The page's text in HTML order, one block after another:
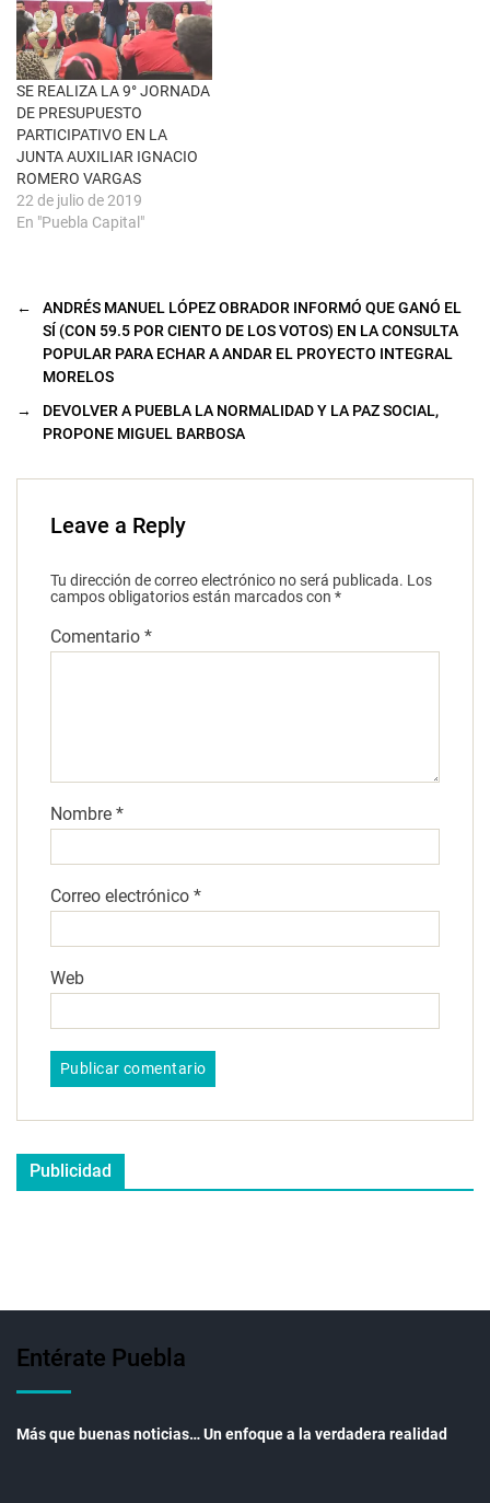
n
a
n
u
e
v
a
)
SE REALIZA LA 9° JORNADA
DE PRESUPUESTO
PARTICIPATIVO EN LA
JUNTA AUXILIAR IGNACIO
ROMERO VARGAS
22 de julio de 2019
En "Puebla Capital"
←
ANDRÉS MANUEL LÓPEZ OBRADOR INFORMÓ QUE GANÓ EL
SÍ (CON 59.5 POR CIENTO DE LOS VOTOS) EN LA CONSULTA
POPULAR PARA ECHAR A ANDAR EL PROYECTO INTEGRAL
MORELOS
→
DEVOLVER A PUEBLA LA NORMALIDAD Y LA PAZ SOCIAL,
PROPONE MIGUEL BARBOSA
Leave a Reply
Tu dirección de correo electrónico no será publicada. Los
campos obligatorios están marcados con *
Comentario *
Nombre *
Correo electrónico *
Web
Publicidad
Entérate Puebla
Más que buenas noticias… Un enfoque a la verdadera realidad